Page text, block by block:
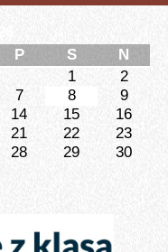
P S
N
1
2
7 8
9
14 15
16
21 22
23
28 29
30